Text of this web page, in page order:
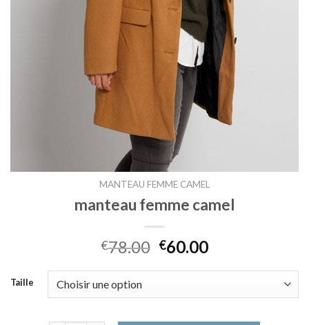
MANTEAU FEMME CAMEL
manteau femme camel
€78.00 €60.00
Taille